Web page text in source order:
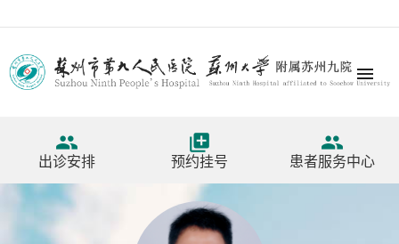


出诊安排

预约挂号

患者服务中心